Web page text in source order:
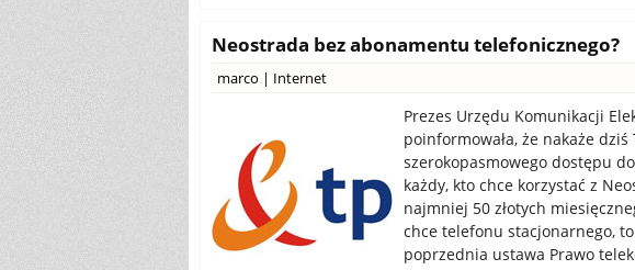
Neostrada bez abonamentu telefonicznego?
marco | Internet
Prezes Urzędu Komunikacji
poinformowała, że nakaże dziś
szerokopasmowego dostępu
każdy, kto chce korzystać z
najmniej 50 złotych
chce telefonu stacjonarnego,
poprzednia ustawa Prawo